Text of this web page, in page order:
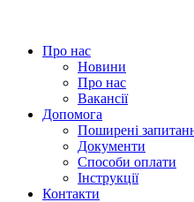
Про нас
Новини
Про нас
Вакансії
Допомога
Поширені
Документи
Способи оплати
Інструкції
Контакти